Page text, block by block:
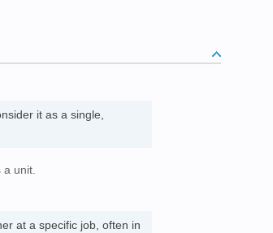
it as a single,
unit.
at a specific job, often in